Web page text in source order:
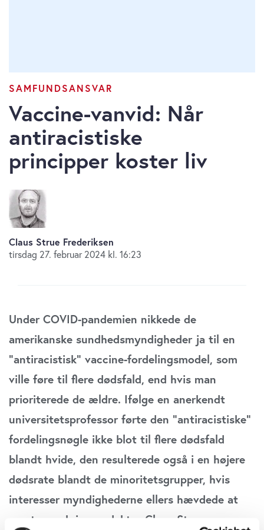
SAMFUNDSANSVAR
Vaccine-vanvid: Når
antiracistiske
principper koster liv
Claus Strue Frederiksen
tirsdag 27. februar 2024 kl. 16:23
Under COVID-pandemien nikkede de
amerikanske sundhedsmyndigheder ja til en
”antiracistisk” vaccine-fordelingsmodel, som
ville føre til flere dødsfald, end hvis man
prioriterede de ældre. Ifølge en anerkendt
universitetsprofessor førte den ”antiracistiske”
fordelingsnøgle ikke blot til flere dødsfald
blandt hvide, den resulterede også i en højere
dødsrate blandt de minoritetsgrupper, hvis
interesser myndighederne ellers hævdede at
varetage, skriver redaktør Claus Strue